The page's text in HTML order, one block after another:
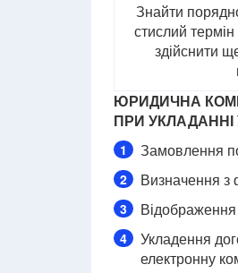
Знайти
стислий термін
здійснити
ЮРИДИЧНА
ПРИ УКЛАДАННІ
1 Замовлення
2 Визначення з
3 Відображення
4
Укладення
електронну